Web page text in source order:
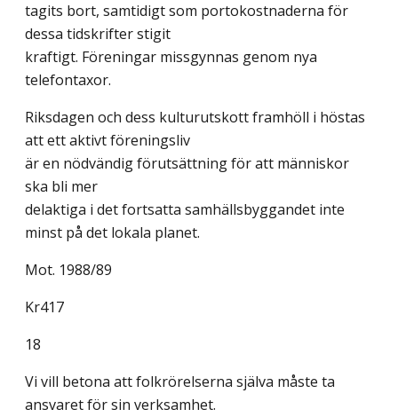
tagits bort, samtidigt som portokostnaderna för
dessa tidskrifter stigit
kraftigt. Föreningar missgynnas genom nya
telefontaxor.
Riksdagen och dess kulturutskott framhöll i höstas
att ett aktivt föreningsliv
är en nödvändig förutsättning för att människor
ska bli mer
delaktiga i det fortsatta samhällsbyggandet inte
minst på det lokala planet.
Mot. 1988/89
Kr417
18
Vi vill betona att folkrörelserna själva måste ta
ansvaret för sin verksamhet.